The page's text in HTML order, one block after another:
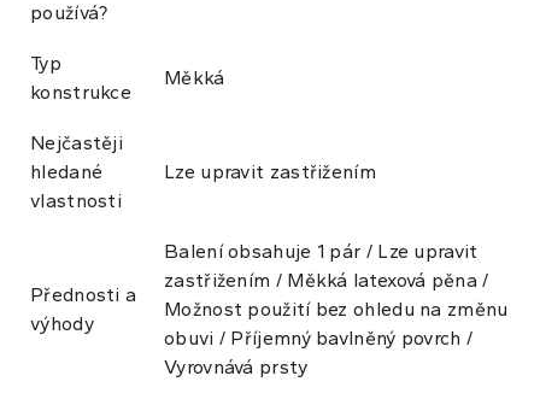
používá?
Typ
konstrukce
Měkká
Nejčastěji
hledané
vlastnosti
Lze upravit zastřižením
Přednosti a
výhody
Balení obsahuje 1 pár / Lze upravit
zastřižením / Měkká latexová pěna /
Možnost použití bez ohledu na změnu
obuvi / Příjemný bavlněný povrch /
Vyrovnává prsty